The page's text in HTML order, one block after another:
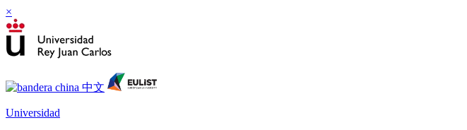
×
Universidad